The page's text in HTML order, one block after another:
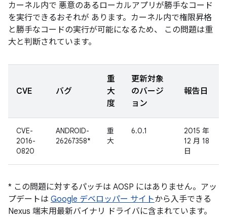
カーネル内で 悪意のあるローカルアプリが勝手なコード
を実行できるおそれが あります。カーネル内で権限昇格
と勝手なコードの実行が可能になるため、 この問題は重
大と判断されています。
CVE バグ
重
大
度
更新対象
のバージ
ョン
報告日
CVE-
2016-
0820
ANDROID-
26267358*
重
大
6.0.1
2015 年
12 月 18
日
* この問題に対するパッチは AOSP にはありません。アッ
プデートは Google デベロッパー サイトから入手できる
Nexus 端末用最新バイナリ ドライバに含まれています。